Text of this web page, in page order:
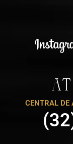
CENTRAL DE